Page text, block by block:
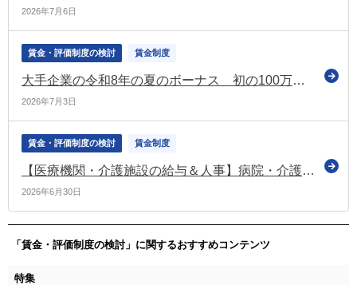
2026年7月6日
賃金・評価制度の検討 賃金制度
大手企業の令和8年の夏のボーナス 初の100万円超えで過去最高（経団連調査［第1回集計］）
2026年7月3日
賃金・評価制度の検討 賃金制度
【医療機関・介護施設の給与＆人事】病院・介護施設の賃金制度改革実践ガイド
2026年6月30日
「賃金・評価制度の検討」に関するおすすめコンテンツ
特集